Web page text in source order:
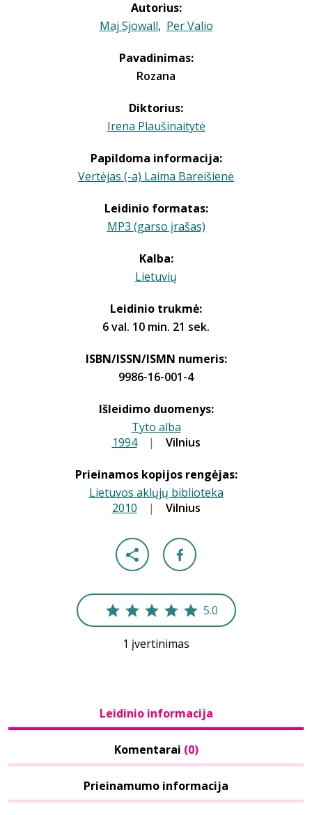
Autorius:
Maj Sjowall, Per Valio
Pavadinimas:
Rozana
Diktorius:
Irena Plaušinaitytė
Papildoma informacija:
Vertėjas (-a) Laima Bareišienė
Leidinio formatas:
MP3 (garso įrašas)
Kalba:
Lietuvių
Leidinio trukmė:
6 val. 10 min. 21 sek.
ISBN/ISSN/ISMN numeris:
9986-16-001-4
Išleidimo duomenys:
Tyto alba
1994 | Vilnius
Prieinamos kopijos rengėjas:
Lietuvos aklųjų biblioteka
2010 | Vilnius
5.0
1 įvertinimas
Leidinio informacija
Komentarai (0)
Prieinamumo informacija